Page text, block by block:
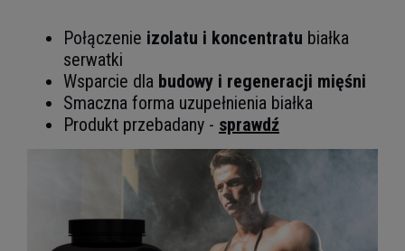
Połączenie izolatu i koncentratu białka
serwatki
Wsparcie dla budowy i regeneracji mięśni
Smaczna forma uzupełnienia białka
Produkt przebadany - sprawdź